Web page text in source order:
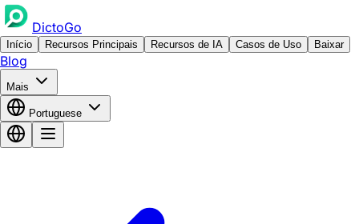
DictoGo
Início Recursos Principais Recursos de IA Casos de Uso Baixar
Blog
Mais
Portuguese